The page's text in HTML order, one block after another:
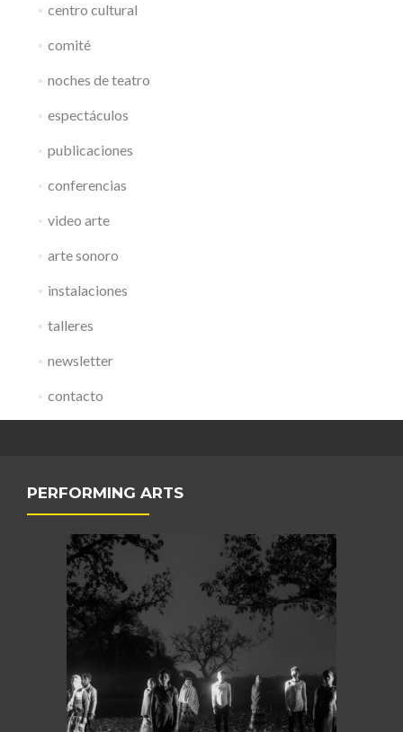
centro cultural
comité
noches de teatro
espectáculos
publicaciones
conferencias
video arte
arte sonoro
instalaciones
talleres
newsletter
contacto
PERFORMING ARTS